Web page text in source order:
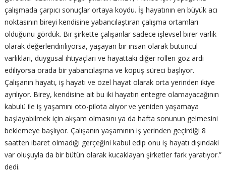
çalışmada çarpıcı sonuçlar ortaya koydu. İş hayatının en büyük acı
noktasının bireyi kendisine yabancılaştıran çalışma ortamları
olduğunu gördük. Bir şirkette çalışanlar sadece işlevsel birer varlık
olarak değerlendiriliyorsa, yaşayan bir insan olarak bütüncül
varlıkları, duygusal ihtiyaçları ve hayattaki diğer rolleri göz ardı
ediliyorsa orada bir yabancılaşma ve kopuş süreci başlıyor.
Çalışanın hayatı, iş hayatı ve özel hayat olarak orta yerinden ikiye
ayrılıyor. Birey, kendisine ait bu iki hayatın entegre olamayacağının
kabulü ile iş yaşamını oto-pilota alıyor ve yeniden yaşamaya
başlayabilmek için akşam olmasını ya da hafta sonunun gelmesini
beklemeye başlıyor. Çalışanın yaşamının iş yerinden geçirdiği 8
saatten ibaret olmadığı gerçeğini kabul edip onu iş hayatı dışındaki
var oluşuyla da bir bütün olarak kucaklayan şirketler fark yaratıyor.”
dedi.